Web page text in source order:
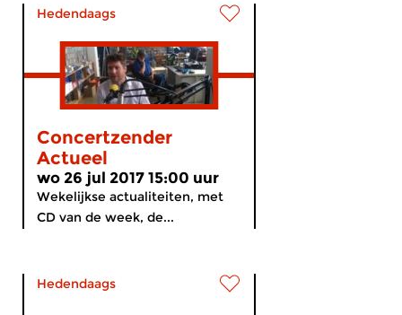
Hedendaags
Concertzender
Actueel
wo 26 jul 2017 15:00 uur
Wekelijkse actualiteiten, met
CD van de week, de...
Hedendaags